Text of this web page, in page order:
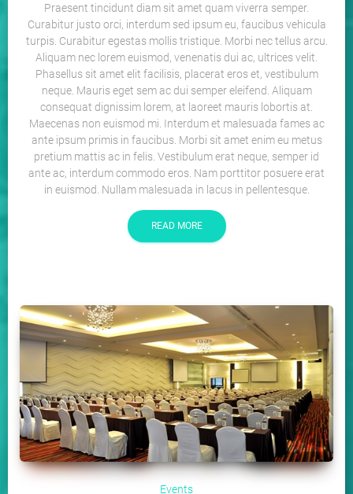
Praesent tincidunt diam sit amet quam viverra semper.
Curabitur justo orci, interdum sed ipsum eu, faucibus vehicula
turpis. Curabitur egestas mollis tristique. Morbi nec tellus arcu.
Aliquam nec lorem euismod, venenatis dui ac, ultrices velit.
Phasellus sit amet elit facilisis, placerat eros et, vestibulum
neque. Mauris eget sem ac dui semper eleifend. Aliquam
consequat dignissim lorem, at laoreet mauris lobortis at.
Maecenas non euismod mi. Interdum et malesuada fames ac
ante ipsum primis in faucibus. Morbi sit amet enim eu metus
pretium mattis ac in felis. Vestibulum erat neque, semper id
ante ac, interdum commodo eros. Nam porttitor posuere erat
in euismod. Nullam malesuada in lacus in pellentesque.
READ MORE
Events